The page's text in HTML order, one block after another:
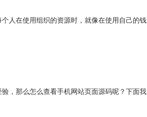
人在使用组织的资源时，就像在使用自己的钱
，那么怎么查看手机网站页面源码呢？下面我